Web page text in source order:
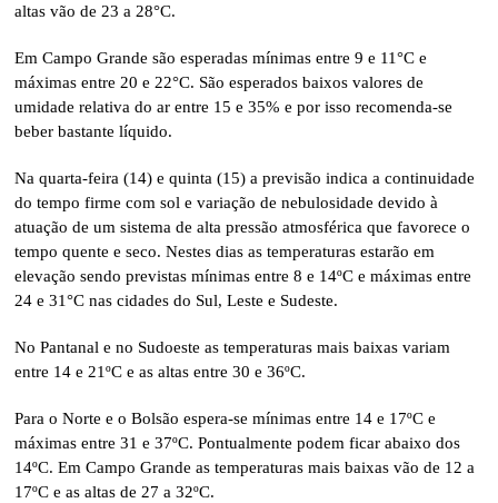
altas vão de 23 a 28°C.
Em Campo Grande são esperadas mínimas entre 9 e 11°C e
máximas entre 20 e 22°C. São esperados baixos valores de
umidade relativa do ar entre 15 e 35% e por isso recomenda-se
beber bastante líquido.
Na quarta-feira (14) e quinta (15) a previsão indica a continuidade
do tempo firme com sol e variação de nebulosidade devido à
atuação de um sistema de alta pressão atmosférica que favorece o
tempo quente e seco. Nestes dias as temperaturas estarão em
elevação sendo previstas mínimas entre 8 e 14ºC e máximas entre
24 e 31°C nas cidades do Sul, Leste e Sudeste.
No Pantanal e no Sudoeste as temperaturas mais baixas variam
entre 14 e 21ºC e as altas entre 30 e 36ºC.
Para o Norte e o Bolsão espera-se mínimas entre 14 e 17ºC e
máximas entre 31 e 37ºC. Pontualmente podem ficar abaixo dos
14ºC. Em Campo Grande as temperaturas mais baixas vão de 12 a
17ºC e as altas de 27 a 32ºC.